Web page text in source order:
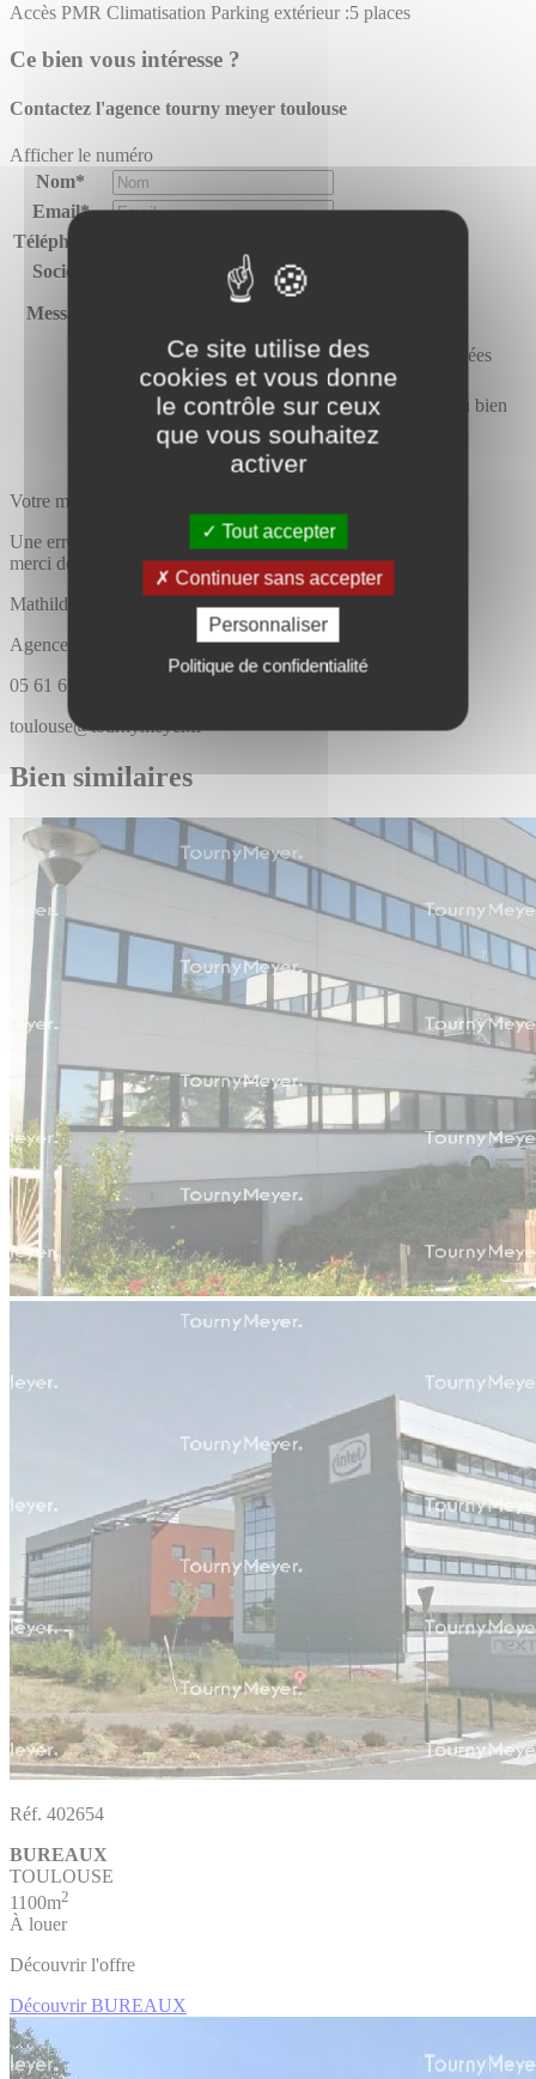
Ce site utilise des
cookies et vous donne
le contrôle sur ceux
que vous souhaitez
activer
Tout accepter
Continuer sans accepter
Personnaliser
Politique de confidentialité
Accès PMR Climatisation Parking extérieur :5 places
Ce bien vous intéresse ?
Contactez l'agence tourny meyer toulouse
Afficher le numéro
Nom*
Email*
Téléphone*
Société
Message
J’autorise Tourny Meyer à utiliser mes données
personnelles pour me recontacter.*
J’accepte de recevoir des offres similaires au bien
proposé.
Votre message a bien été envoyé
Une erreur est survenue,
merci de bien vouloir recommencer
Mathilde
Agence Tourny meyer toulouse
05 61 62 86 86
toulouse@tournymeyer.fr
Bien similaires
Réf. 402654
BUREAUX
TOULOUSE
1100m2
À louer
Découvrir l'offre
Découvrir BUREAUX